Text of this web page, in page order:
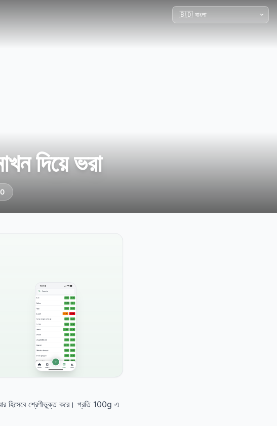
দিয়ে ভরা
হিসেবে শ্রেণীভুক্ত করে। প্রতি 100g এ